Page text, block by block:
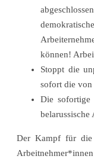
können!
Stoppt die
sofort die von
Die sofortige
Der Kampf für die